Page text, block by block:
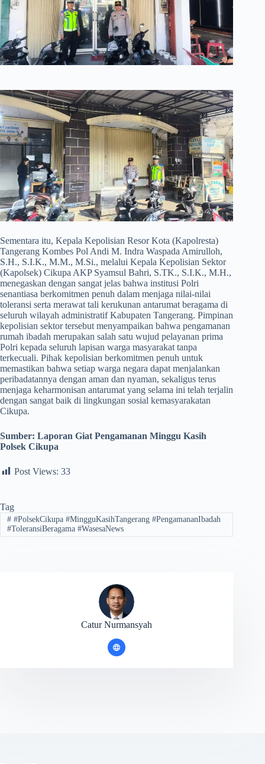
Sementara itu, Kepala Kepolisian Resor Kota (Kapolresta)
Tangerang Kombes Pol Andi M. Indra Waspada Amirulloh,
S.H., S.I.K., M.M., M.Si., melalui Kepala Kepolisian Sektor
(Kapolsek) Cikupa AKP Syamsul Bahri, S.TK., S.I.K., M.H.,
menegaskan dengan sangat jelas bahwa institusi Polri
senantiasa berkomitmen penuh dalam menjaga nilai-nilai
toleransi serta merawat tali kerukunan antarumat beragama di
seluruh wilayah administratif Kabupaten Tangerang. Pimpinan
kepolisian sektor tersebut menyampaikan bahwa pengamanan
rumah ibadah merupakan salah satu wujud pelayanan prima
Polri kepada seluruh lapisan warga masyarakat tanpa
terkecuali. Pihak kepolisian berkomitmen penuh untuk
memastikan bahwa setiap warga negara dapat menjalankan
peribadatannya dengan aman dan nyaman, sekaligus terus
menjaga keharmonisan antarumat yang selama ini telah terjalin
dengan sangat baik di lingkungan sosial kemasyarakatan
Cikupa.
Sumber: Laporan Giat Pengamanan Minggu Kasih
Polsek Cikupa
Post Views: 33
Tag
##PolsekCikupa #MingguKasihTangerang #PengamananIbadah
#ToleransiBeragama #WasesaNews
Catur Nurmansyah